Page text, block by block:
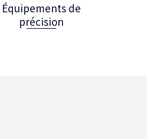
Équipements de
précision